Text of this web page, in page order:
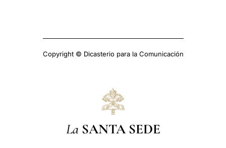
Copyright © Dicasterio para la Comunicación
La SANTA SEDE